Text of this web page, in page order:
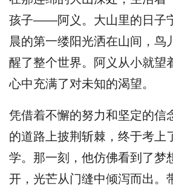
孩子——阿义。大山里的日子
晨的第一缕阳光洒在山间，鸟
醒了整个世界。阿义从小就望
心中充满了对未知的渴望。
凭借着不懈的努力和坚定的信
的道路上披荆斩棘，终于考上
学。那一刻，他仿佛看到了梦
开，光芒从门缝中倾泻而出。